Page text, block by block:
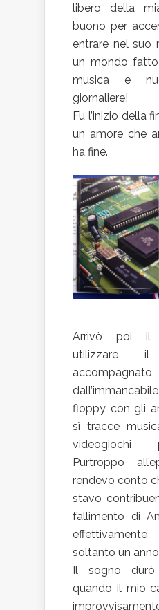
libero della
buono per
entrare nel suo
un mondo fatto
musica e
giornaliere!
Fu l’inizio della
un amore che
ha fine.
Arrivò poi il
utilizzare
accompagnato
floppy con gli
sì tracce
videogiochi
Purtroppo
rendevo conto
stavo
fallimento di
soltanto un
Il sogno
quando il mio